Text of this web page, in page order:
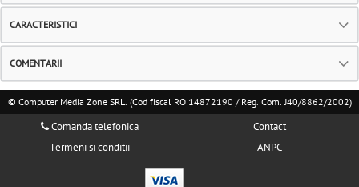
CARACTERISTICI
COMENTARII
© Computer Media Zone SRL. (Cod fiscal RO 14872190 / Reg. Com. J40/8862/2002)
Comanda telefonica
Termeni si conditii
Contact
ANPC